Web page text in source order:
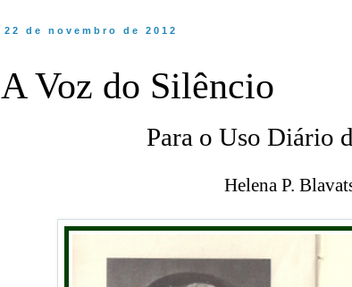
22 de novembro de 2012
A Voz do Silêncio
Para o Uso Diário
Helena P.